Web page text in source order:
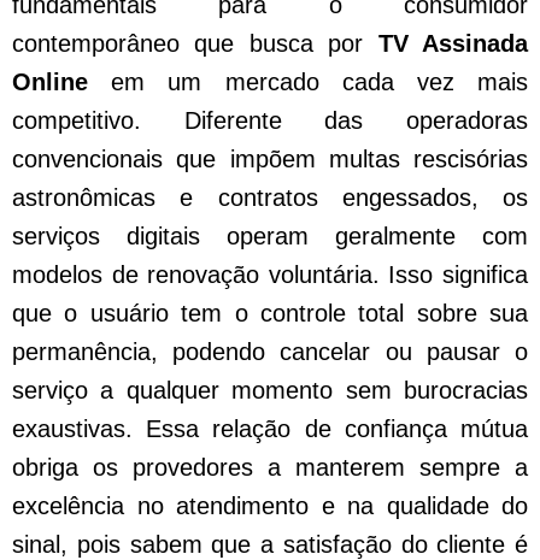
contemporâneo que busca por TV Assinada
Online em um mercado cada vez mais
competitivo. Diferente das operadoras
convencionais que impõem multas rescisórias
astronômicas e contratos engessados, os
serviços digitais operam geralmente com
modelos de renovação voluntária. Isso significa
que o usuário tem o controle total sobre sua
permanência, podendo cancelar ou pausar o
serviço a qualquer momento sem burocracias
exaustivas. Essa relação de confiança mútua
obriga os provedores a manterem sempre a
excelência no atendimento e na qualidade do
sinal, pois sabem que a satisfação do cliente é